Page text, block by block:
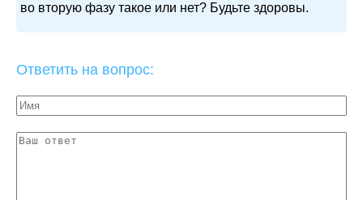
во вторую фазу такое или нет? Будьте здоровы.
Ответить на вопрос: